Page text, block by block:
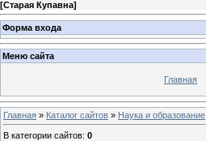
[Старая Купавна]
Форма входа
Меню сайта
Главная
Главная » Каталог сайтов » Наука и образование
В категории сайтов: 0